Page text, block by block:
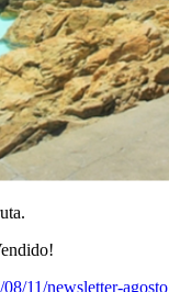
11/newsletter-agosto